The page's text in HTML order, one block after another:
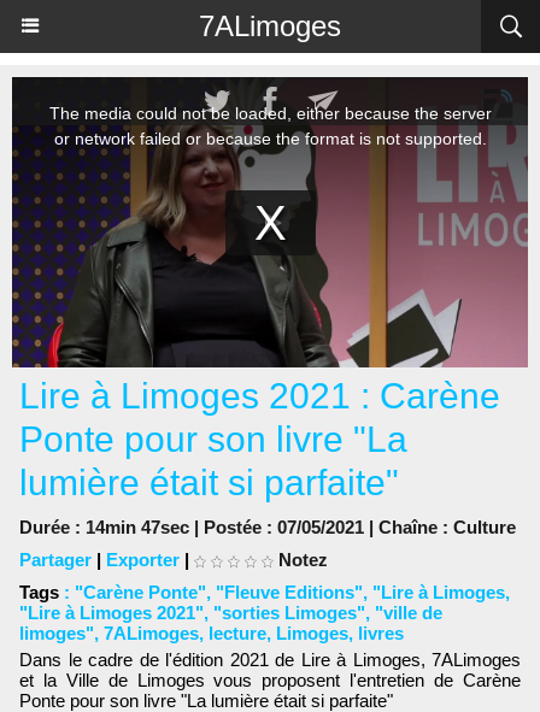
7ALimoges
Lire à Limoges 2021 : Carène
Ponte pour son livre "La
lumière était si parfaite"
Durée : 14min 47sec | Postée : 07/05/2021 | Chaîne : Culture
Partager | Exporter |
Notez
Tags : "Carène Ponte", "Fleuve Editions", "Lire à Limoges,
"Lire à Limoges 2021", "sorties Limoges", "ville de
limoges", 7ALimoges, lecture, Limoges, livres
Dans le cadre de l'édition 2021 de Lire à Limoges, 7ALimoges
et la Ville de Limoges vous proposent l'entretien de Carène
Ponte pour son livre "La lumière était si parfaite"